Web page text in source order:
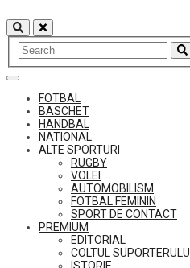
to
content
FOTBAL
BASCHET
HANDBAL
NATIONAL
ALTE SPORTURI
RUGBY
VOLEI
AUTOMOBILISM
FOTBAL FEMININ
SPORT DE CONTACT
PREMIUM
EDITORIAL
COLTUL SUPORTERULUI
ISTORIE